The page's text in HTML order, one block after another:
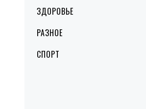
ЗДОРОВЬЕ
РАЗНОЕ
СПОРТ